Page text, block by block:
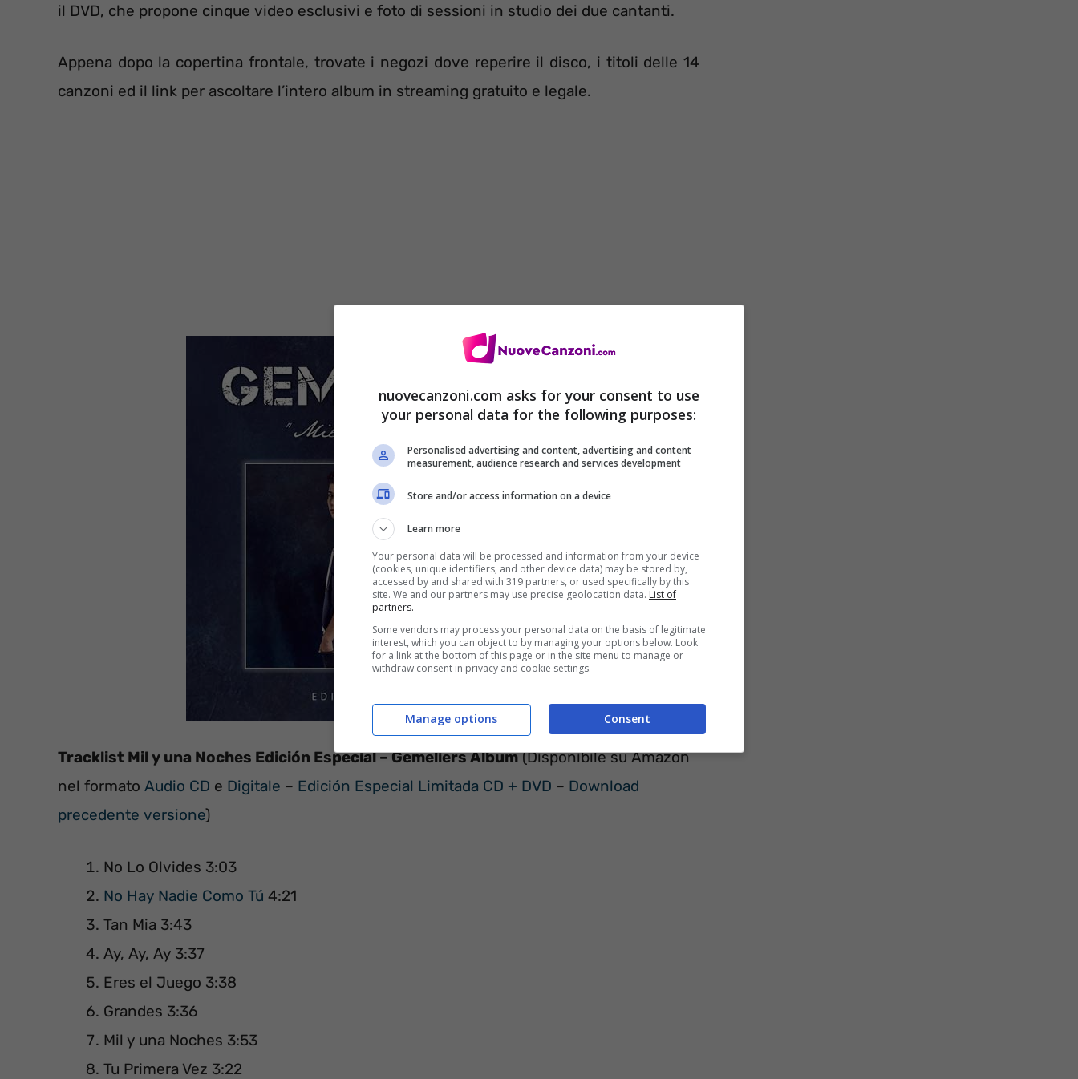
il DVD, che propone cinque video esclusivi e foto di sessioni in studio dei due cantanti.
Appena dopo la copertina frontale, trovate i negozi dove reperire il disco, i titoli delle 14
canzoni ed il link per ascoltare l’intero album in streaming gratuito e legale.
Tracklist Mil y una Noches Edición Especial – Gemeliers Album(Disponibile su Amazon
nel formato Audio CD e Digitale – Edición Especial Limitada CD + DVD – Download
precedente versione)
No Lo Olvides 3:03
No Hay Nadie Como Tú 4:21
Tan Mia 3:43
Ay, Ay, Ay 3:37
Eres el Juego 3:38
Grandes 3:36
Mil y una Noches 3:53
Tu Primera Vez 3:22
nuovecanzoni.com asks for your consent to use
your personal data for the following purposes:
Personalised advertising and content, advertising and content
measurement, audience research and services development
Store and/or access information on a device
Learn more
Your personal data will be processed and information from your device
(cookies, unique identifiers, and other device data) may be stored by,
accessed by and shared with 319 partners, or used specifically by this
site. We and our partners may use precise geolocation data. List of
partners.
Some vendors may process your personal data on the basis of legitimate
interest, which you can object to by managing your options below. Look
for a link at the bottom of this page or in the site menu to manage or
withdraw consent in privacy and cookie settings.
Consent
Manage options